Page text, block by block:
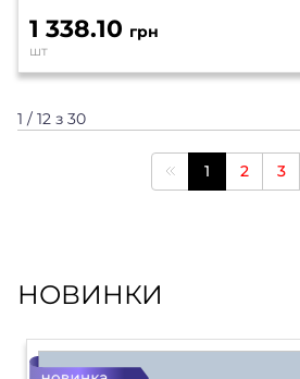
1 338.10 грн
шт
1 / 12 з 30
1 2 3
НОВИНКИ